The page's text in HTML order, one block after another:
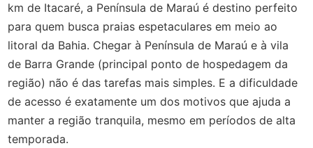
km de Itacaré, a Península de Maraú é destino perfeito
para quem busca praias espetaculares em meio ao
litoral da Bahia. Chegar à Península de Maraú e à vila
de Barra Grande (principal ponto de hospedagem da
região) não é das tarefas mais simples. E a dificuldade
de acesso é exatamente um dos motivos que ajuda a
manter a região tranquila, mesmo em períodos de alta
temporada.